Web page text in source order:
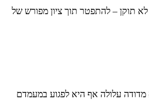
תוקן – להתפטר תוך ציון מפורש של
עלולה אף היא לפגוע במעמדם